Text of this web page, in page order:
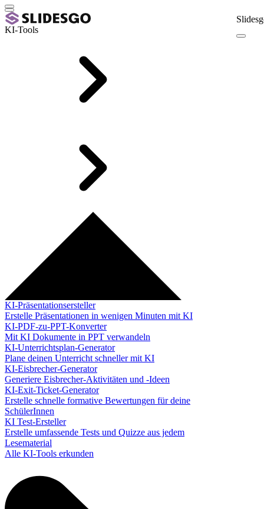
KI-Tools
KI-Präsentationsersteller
Erstelle Präsentationen in wenigen Minuten mit KI
KI-PDF-zu-PPT-Konverter
Mit KI Dokumente in PPT verwandeln
KI-Unterrichtsplan-Generator
Plane deinen Unterricht schneller mit KI
KI-Eisbrecher-Generator
Generiere Eisbrecher-Aktivitäten und -Ideen
KI-Exit-Ticket-Generator
Erstelle schnelle formative Bewertungen für deine
SchülerInnen
KI Test-Ersteller
Erstelle umfassende Tests und Quizze aus jedem
Lesematerial
Alle KI-Tools erkunden